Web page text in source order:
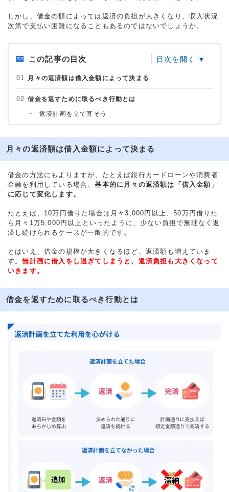
しかし、借金の額によっては返済の負担が大きくなり、収入状況
次第で支払い困難になることもあるのではないでしょうか。
この記事の目次
月々の返済額は借入金額によって決まる
借金を返すために取るべき行動とは
返済計画を立て直そう
月々の返済額は借入金額によって決まる
借金の方法にもよりますが、たとえば銀行カードローンや消費者
金融を利用している場合、基本的に月々の返済額は「借入金額」
に応じて変化します。
たとえば、10万円借りた場合は月々3,000円以上、50万円借りた
ら月々1万5,000円以上といったように、少ない負担で無理なく返
済し続けられるケースが一般的です。
とはいえ、借金の規模が大きくなるほど、返済額も増えていま
す。無計画に借入をし過ぎてしまうと、返済負担も大きくなって
いきます。
借金を返すために取るべき行動とは